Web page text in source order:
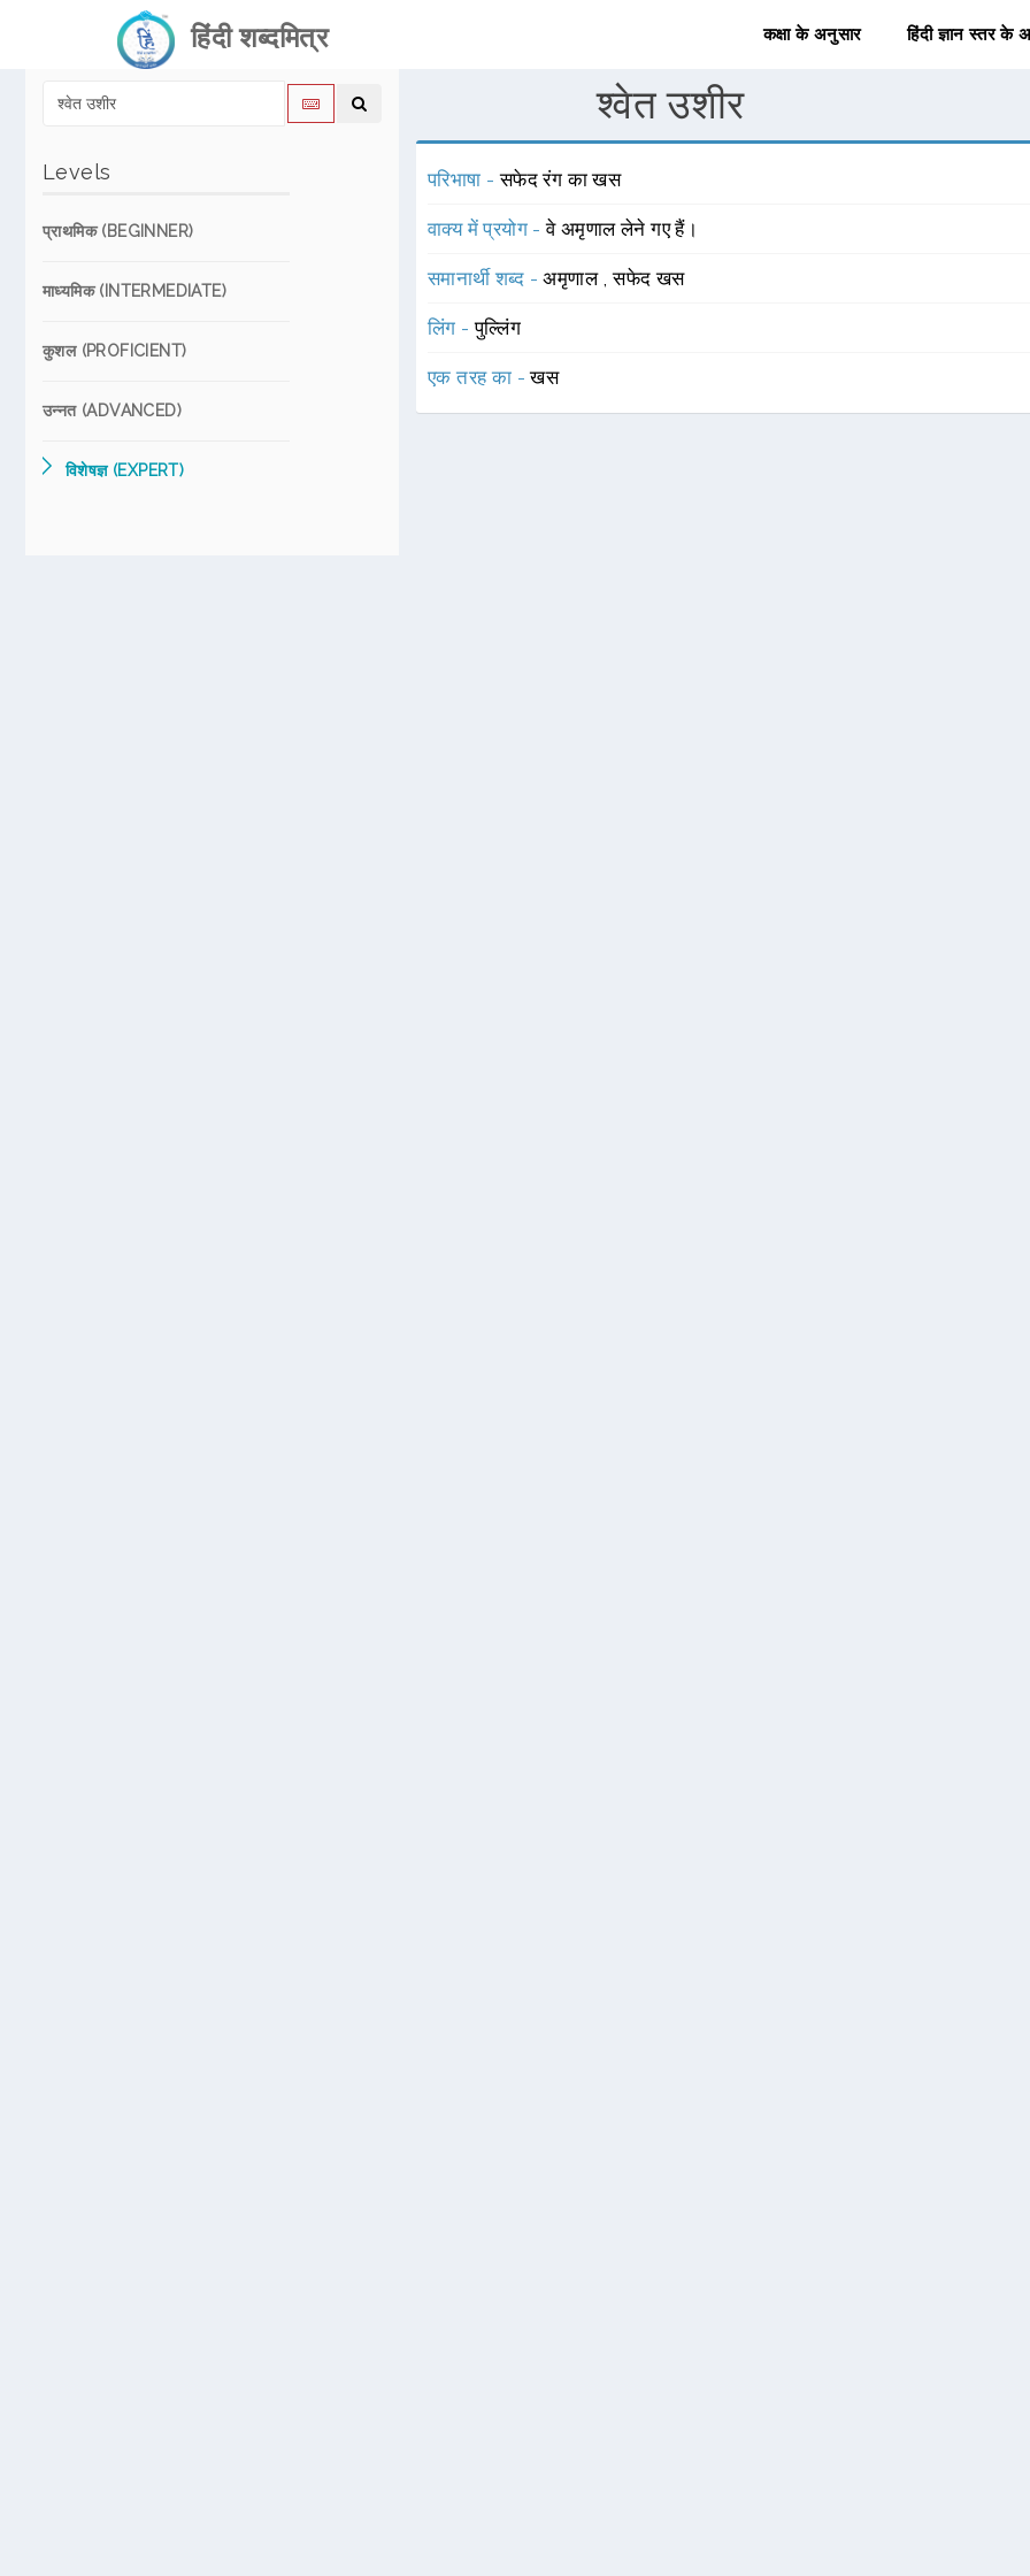
हिंदी शब्दमित्र कक्षा के अनुसार हिंदी ज्ञान स्तर के
Levels
प्राथमिक (BEGINNER)
माध्यमिक (INTERMEDIATE)
कुशल (PROFICIENT)
उन्नत (ADVANCED)
विशेषज्ञ (EXPERT)
श्वेत उशीर
परिभाषा -सफेद रंग का खस
वाक्य में प्रयोग -वे अमृणाल लेने गए हैं।
समानार्थी शब्द -अमृणाल ,सफेद खस
लिंग -पुल्लिंग
एक तरह का -खस